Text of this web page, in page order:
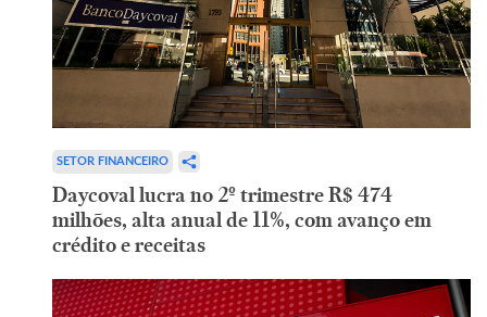
SETOR FINANCEIRO
Daycoval lucra no 2º trimestre R$ 474
milhões, alta anual de 11%, com avanço em
crédito e receitas